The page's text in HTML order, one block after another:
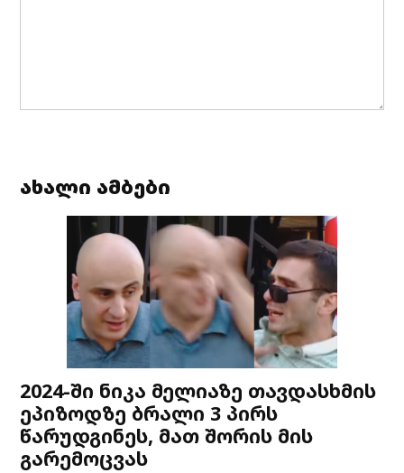
ახალი ამბები
2024-ში ნიკა მელიაზე თავდასხმის
ეპიზოდზე ბრალი 3 პირს
წარუდგინეს, მათ შორის მის
გარემოცვას